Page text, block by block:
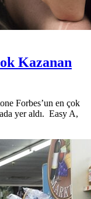
Kazanan
Forbes’un en çok
yer aldı. Easy A,